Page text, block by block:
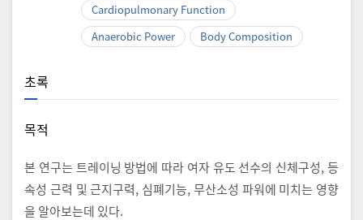
Cardiopulmonary Function
Anaerobic Power
Body Composition
초록
목적
본 연구는 트레이닝 방법에 따라 여자 유도 선수의 신체구성, 등
속성 근력 및 근지구력, 심폐기능, 무산소성 파워에 미치는 영향
을 알아보는데 있다.